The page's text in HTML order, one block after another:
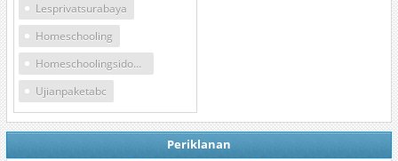
Lesprivatsurabaya
Homeschooling
Homeschoolingsidoarjo
Ujianpaketabc
Periklanan